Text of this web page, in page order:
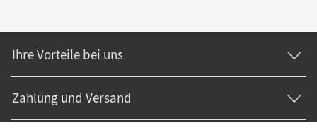
Ihre Vorteile bei uns
Zahlung und Versand